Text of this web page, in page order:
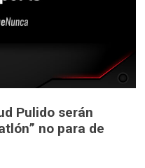
Pulido serán
no para de